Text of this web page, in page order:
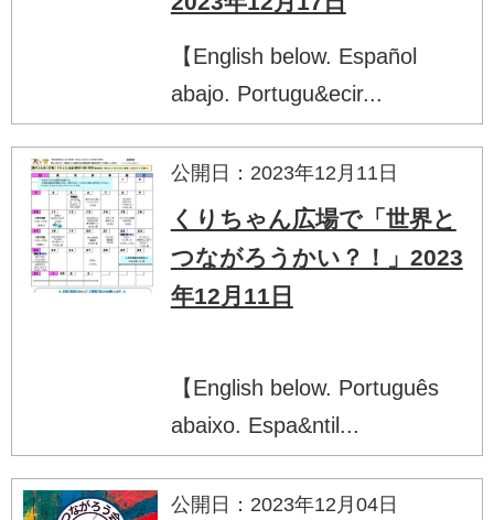
【English below. Español
abajo. Portugu&ecir...
公開日：2023年12月11日
くりちゃん広場で「世界と
つながろうかい？！」2023
年12月11日
【English below. Português
abaixo. Espa&ntil...
公開日：2023年12月04日